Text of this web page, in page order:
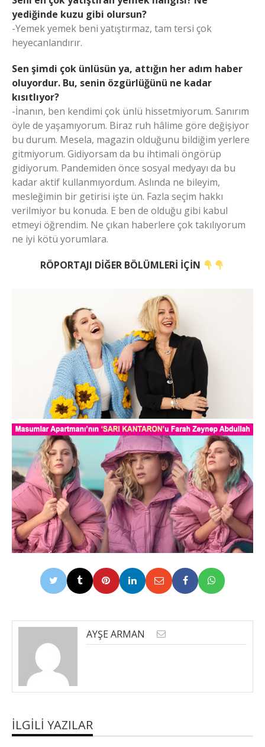
yediğinde kuzu gibi olursun?
-Yemek yemek beni yatıştırmaz, tam tersi çok
heyecanlandırır.
Sen şimdi çok ünlüsün ya, attığın her adım haber
oluyordur. Bu, senin özgürlüğünü ne kadar
kısıtlıyor?
-İnanın, ben kendimi çok ünlü hissetmiyorum. Sanırım
öyle de yaşamıyorum. Biraz ruh hâlime göre değişiyor
bu durum. Mesela, magazin olduğunu bildiğim yerlere
gitmiyorum. Gidiyorsam da bu ihtimali öngörüp
gidiyorum. Pandemiden önce sosyal medyayı da bu
kadar aktif kullanmıyordum. Aslında ne bileyim,
mesleğimin bir getirisi işte ün. Fazla seçim hakkı
verilmiyor bu konuda. E ben de olduğu gibi kabul
etmeyi öğrendim. Ne çıkan haberlere çok takılıyorum
ne iyi kötü yorumlara.
RÖPORTAJI DİĞER BÖLÜMLERİ İÇİN
AYŞE ARMAN
İLGILI YAZILAR